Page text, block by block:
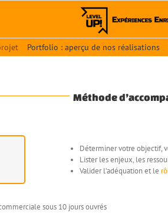
Portfolio : aperçu de nos réalisations
Méthode
Déterminer votre objectif,
Lister les enjeux, les
Valider l’adéquation et le
sous 10 jours ouvrés